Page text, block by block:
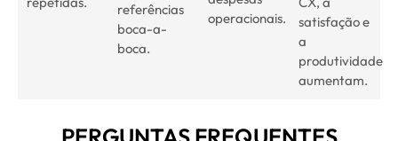
referências
boca-a-
boca.
operacionais.
satisfação e
a
produtividade
aumentam.